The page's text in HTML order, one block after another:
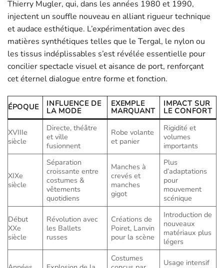
Thierry Mugler, qui, dans les années 1980 et 1990,
injectent un souffle nouveau en alliant rigueur technique
et audace esthétique. L’expérimentation avec des
matières synthétiques telles que le Tergal, le nylon ou
les tissus indéplissables s’est révélée essentielle pour
concilier spectacle visuel et aisance de port, renforçant
cet éternel dialogue entre forme et fonction.
ÉPOQUE INFLUENCE DE
LA MODE
EXEMPLE
MARQUANT
IMPACT SUR
LE CONFORT
XVIIIe
siècle
Directe, théâtre
et ville
fusionnent
Robe volante
et panier
Rigidité et
volumes
importants
XIXe
siècle
Séparation
croissante entre
costumes &
vêtements
quotidiens
Manches à
crevés et
manches
gigot
Plus
d’adaptations
pour
mouvement
scénique
Début
XXe
siècle
Révolution avec
les Ballets
russes
Créations de
Poiret, Lanvin
pour la scène
Introduction de
nouveaux
matériaux plus
légers
Costumes
Usage intensif